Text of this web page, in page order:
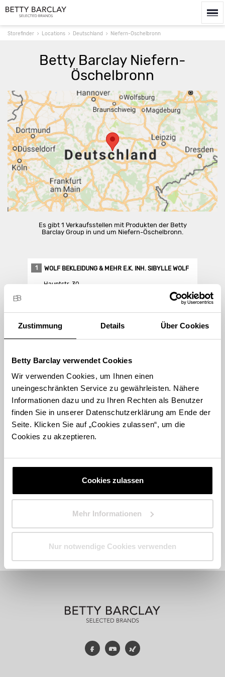
Zustimmung Details Über Cookies
Betty Barclay verwendet Cookies
Wir verwenden Cookies, um Ihnen einen
uneingeschränkten Service zu gewährleisten. Nähere
Informationen dazu und zu Ihren Rechten als Benutzer
finden Sie in unserer Datenschutzerklärung am Ende der
Seite. Klicken Sie auf „Cookies zulassen“, um die
Cookies zu akzeptieren.
Cookies zulassen
Mehr Informationen
Nur notwendige Cookies verwenden
Storefinder Locations Deutschland Niefern-Öschelbronn
Betty Barclay Niefern-
Öschelbronn
Route berechnen
Es gibt 1 Verkaufsstellen mit Produkten der Betty
Barclay Group in und um Niefern-Öschelbronn.
1 WOLF BEKLEIDUNG & MEHR E.K. INH. SIBYLLE WOLF
Hauptstr. 30
Store Landing-Page
FacebookYouTube